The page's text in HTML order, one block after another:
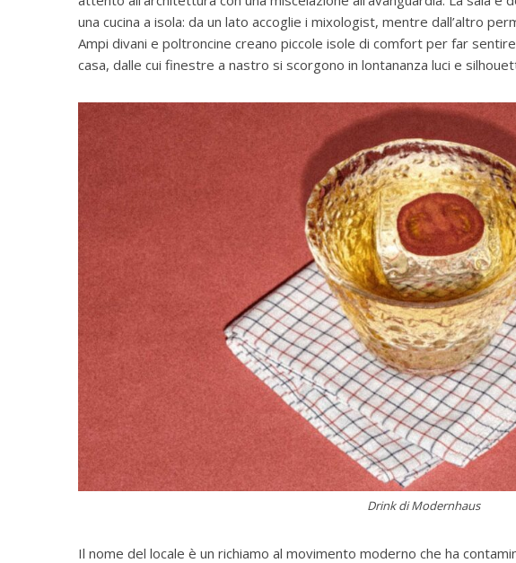
una cucina a isola: da un lato accoglie i mixologist, mentre dall’altro
Ampi divani e poltroncine creano piccole isole di comfort per far
casa, dalle cui finestre a nastro si scorgono in lontananza luci e
Drink di Modernhaus
Il nome del locale è un richiamo al movimento moderno che ha